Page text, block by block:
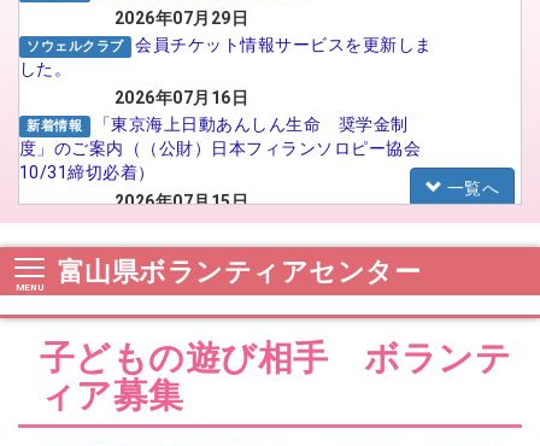
2026年07月29日
ソウェルクラブ
会員チケット情報サービスを更新しま
した。
2026年07月16日
新着情報
「東京海上日動あんしん生命 奨学金制
度」のご案内（（公財）日本フィランソロピー協会
10/31締切必着）
2026年07月15日
がんばる介護職員応援事業 イメー
ジアップ動画広告のSNS広告配信プロポーザルの実
施について
TOYAMA 2026に参加される法人の皆様へ
2026年07月14日
ソウェルクラブ
会員交流事業を更新しました。
一覧へ
富山県ボランティアセンター
子どもの遊び相手 ボランテ
ィア募集